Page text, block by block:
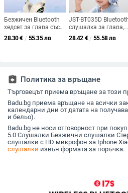
Безжичен Bluetooth
хедсет за глава със
дисплей – за офис и
музика, обхват 10 м,
28.30€ / 55.35 лв
JST-BT035D
слушалка за глава,
сгъваема, слот за
карта, стерео,
28.42 € / 55.58 лв
assignment_return Политика за връщане
Търговецът приема връщане за този
Badu.bg приема връщане на всички
календарни дни от датата на
и бельо).
Badu.bg не носи отговорност при
5.0 Слушалки Безжични слушалки
слушалки с HD микрофон за Iphone
слушалки извън формата за поръчка.